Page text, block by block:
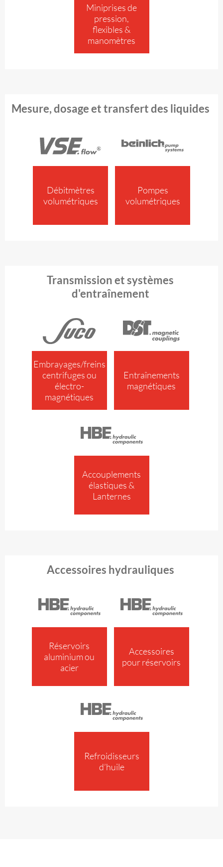
Miniprises de
pression,
flexibles &
manomètres
Mesure, dosage et transfert des liquides
Débitmètres
volumétriques
Pompes
volumétriques
Transmission et systèmes
d'entraînement
Embrayages/freins
centrifuges ou
électro­
magnétiques
Entraînements
magnétiques
Accouplements
élastiques &
Lanternes
Accessoires hydrauliques
Réservoirs
aluminium ou
acier
Accessoires
pour réservoirs
Refroidisseurs
d’huile